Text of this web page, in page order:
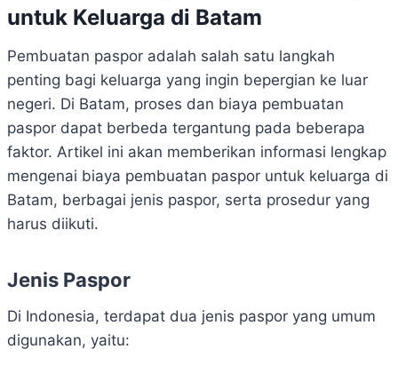
untuk Keluarga di Batam
Pembuatan paspor adalah salah satu langkah
penting bagi keluarga yang ingin bepergian ke luar
negeri. Di Batam, proses dan biaya pembuatan
paspor dapat berbeda tergantung pada beberapa
faktor. Artikel ini akan memberikan informasi lengkap
mengenai biaya pembuatan paspor untuk keluarga di
Batam, berbagai jenis paspor, serta prosedur yang
harus diikuti.
Jenis Paspor
Di Indonesia, terdapat dua jenis paspor yang umum
digunakan, yaitu: